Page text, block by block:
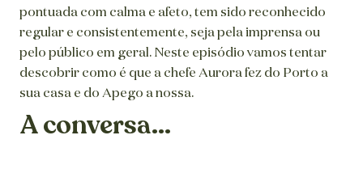
pontuada com calma e afeto, tem sido reconhecido
regular e consistentemente, seja pela imprensa ou
pelo público em geral. Neste episódio vamos tentar
descobrir como é que a chefe Aurora fez do Porto a
sua casa e do Apego a nossa.
A conversa...